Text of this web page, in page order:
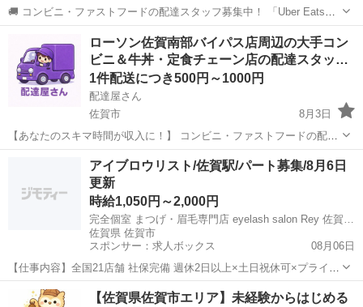
🚚 コンビニ・ファストフードの配達スタッフ募集中！ 「Uber Eats」
や「出前館」のように、配達専用アプリを使ってお仕事するスタイル
です。 オファー内容を見てから、受けるかどうかを自由に選べます！
✅ 業務内容...
ファストフード
ローソン佐賀南部バイパス店周辺の大手コン
ビニ＆牛丼・定食チェーン店の配達スタッ…
1件配送につき500円～1000円
配達屋さん
佐賀市
8月3日
【あなたのスキマ時間が収入に！】 コンビニ・ファストフードの配達
バイト、始めませんか？ アプリで空いた時間にサクッと配達！ 配達す
るかどうかは、オファーを見てその場で自由に決められます♪
―――――――――― ...
配送 スタッフ
アイブロウリスト/佐賀駅/パート募集/8月6日
更新
時給1,050円～2,000円
完全個室 まつげ・眉毛専門店 eyelash salon Rey 佐賀駅前店
佐賀県 佐賀市
スポンサー：求人ボックス
08月06日
【仕事内容】全国21店舗 社保完備 週休2日以上×土日祝休可×プライベ
ート充実 福利歩合充実 <募集職種> アイブロウリスト <仕事内容>
2026年5月7日更新 未経験OK!業界認定講師の充実研修カリキュラム 新
アルバイト・パート
【佐賀県佐賀市エリア】未経験からはじめる